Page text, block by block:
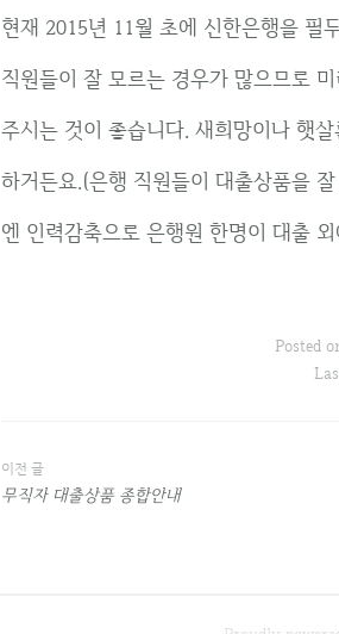
현재 2015년 11월 초에 신한은행을 필
직원들이 잘 모르는 경우가 많으므로
주시는 것이 좋습니다. 새희망이나 햇
하거든요.(은행 직원들이 대출상품을
엔 인력감축으로 은행원 한명이 대출
Posted
글
이전 글
무직자 대출상품 종합안내